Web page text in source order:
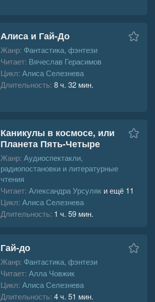
Алиса и Гай-До
Жанр: Фантастика, фэнтези
Читает: Вячеслав Герасимов
Цикл: Алиса Селезнева
Длительность: 8 ч. 32 мин.
Каникулы в космосе, или
Планета Пять-Четыре
Жанр: Аудиоспектакли,
радиопостановки и литературные
чтения
Читает: Александра Урсуляк и ещё 11
Цикл: Алиса Селезнева
Длительность: 1 ч. 59 мин.
Гай-до
Жанр: Фантастика, фэнтези
Читает: Алла Човжик
Цикл: Алиса Селезнева
Длительность: 4 ч. 51 мин.